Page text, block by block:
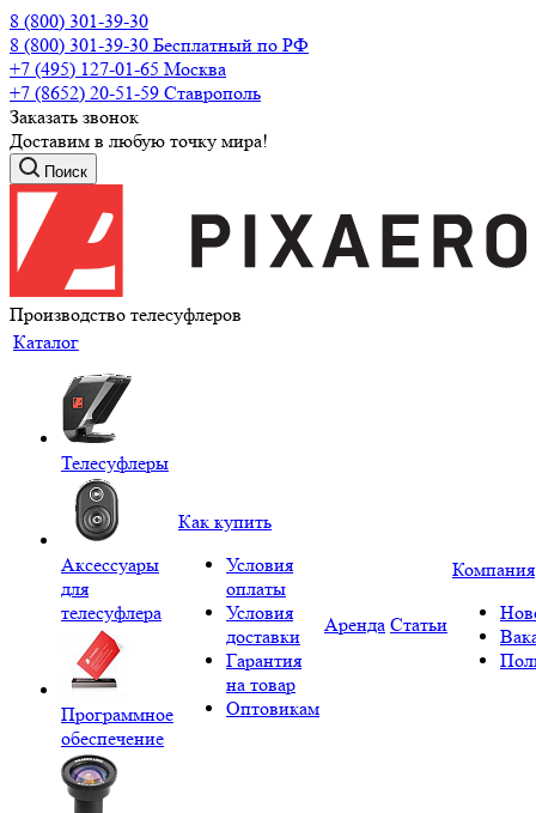
8 (800) 301-39-30
8 (800) 301-39-30 Бесплатный по РФ
+7 (495) 127-01-65 Москва
+7 (8652) 20-51-59 Ставрополь
Заказать звонок
Доставим в любую точку мира!
Поиск
Производство телесуфлеров
Каталог
Телесуфлеры
Аксессуары
для
телесуфлера
Программное
обеспечение
Как купить
Условия
оплаты
Условия
доставки
Гарантия
на товар
Оптовикам
Аренда Статьи
Компания